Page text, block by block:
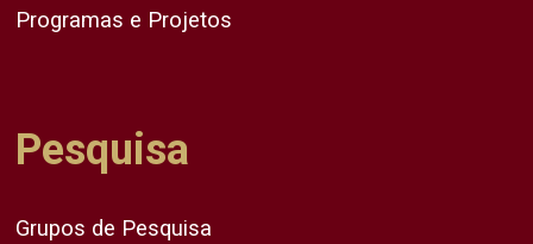
Programas e Projetos
Pesquisa
Grupos de Pesquisa